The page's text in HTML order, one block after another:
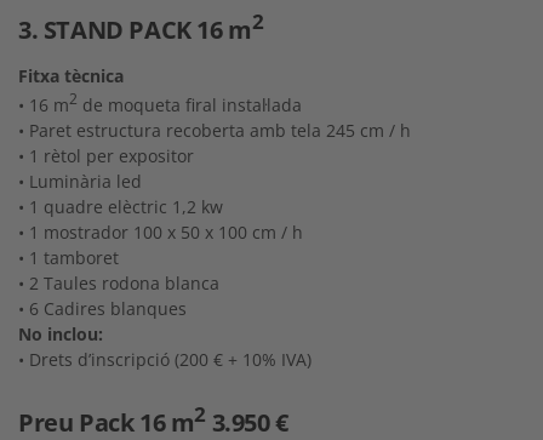
3. STAND PACK 16 m2
Fitxa tècnica
• 16 m2 de moqueta firal instal·lada
• Paret estructura recoberta amb tela 245 cm / h
• 1 rètol per expositor
• Luminària led
• 1 quadre elèctric 1,2 kw
• 1 mostrador 100 x 50 x 100 cm / h
• 1 tamboret
• 2 Taules rodona blanca
• 6 Cadires blanques
No inclou:
• Drets d’inscripció (200 € + 10% IVA)
Preu Pack 16 m2 3.950 €